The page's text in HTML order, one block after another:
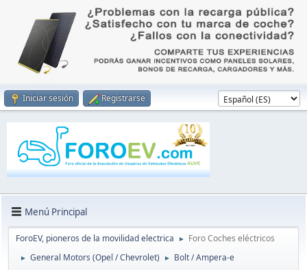
Iniciar sesión Registrarse
Menú Principal
ForoEV, pioneros de la movilidad electrica ► Foro Coches eléctricos
► General Motors (Opel / Chevrolet) ► Bolt / Ampera-e